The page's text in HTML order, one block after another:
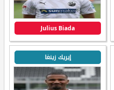
Julius Biada
إيريك زينغا